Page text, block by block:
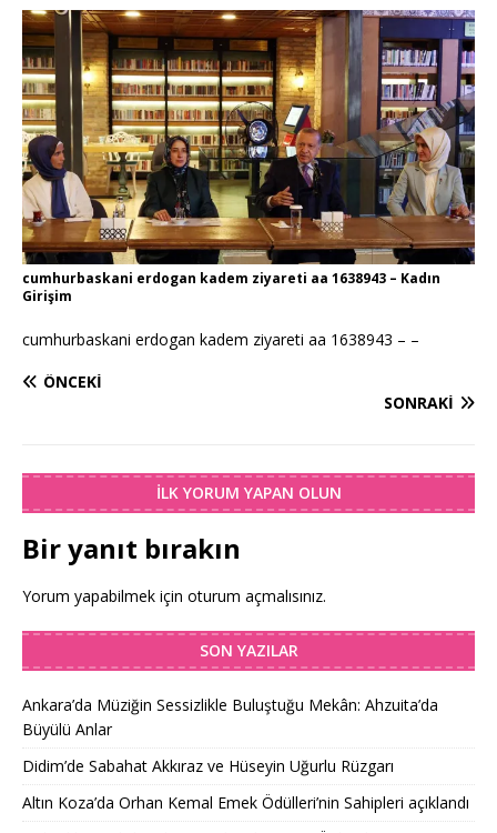
cumhurbaskani erdogan kadem ziyareti aa 1638943 – Kadın
Girişim
cumhurbaskani erdogan kadem ziyareti aa 1638943 – –
ÖNCEKI
SONRAKI
İLK YORUM YAPAN OLUN
Bir yanıt bırakın
Yorum yapabilmek için oturum açmalısınız.
SON YAZILAR
Ankara’da Müziğin Sessizlikle Buluştuğu Mekân: Ahzuita’da
Büyülü Anlar
Didim’de Sabahat Akkıraz ve Hüseyin Uğurlu Rüzgarı
Altın Koza’da Orhan Kemal Emek Ödülleri’nin Sahipleri açıklandı